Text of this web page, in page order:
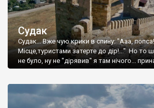
Судак
Судак... Вже чую крики в спину: "Ааа,
Місце,туристами затерте до дір!..." Но то
не було, ну не "дірявив" я там нічого...